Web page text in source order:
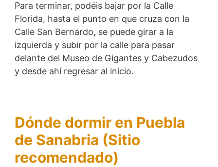
Para terminar, podéis bajar por la Calle
Florida, hasta el punto en que cruza con la
Calle San Bernardo, se puede girar a la
izquierda y subir por la calle para pasar
delante del Museo de Gigantes y Cabezudos
y desde ahí regresar al inicio.
Dónde dormir en Puebla
de Sanabria (Sitio
recomendado)